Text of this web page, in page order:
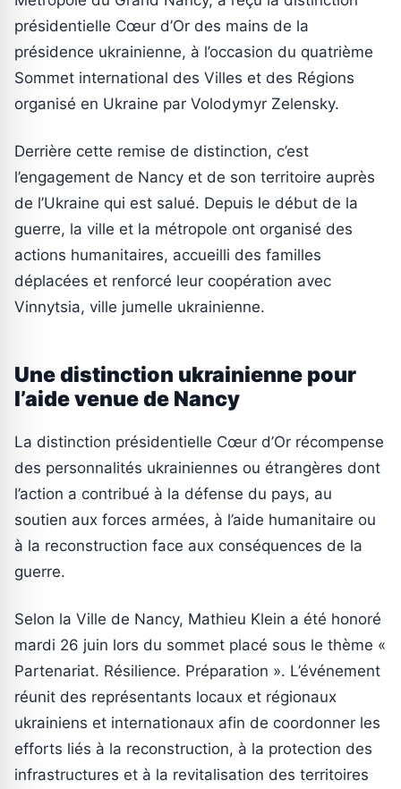
présidentielle Cœur d’Or des mains de la
présidence ukrainienne, à l’occasion du quatrième
Sommet international des Villes et des Régions
organisé en Ukraine par Volodymyr Zelensky.
Derrière cette remise de distinction, c’est
l’engagement de Nancy et de son territoire auprès
de l’Ukraine qui est salué. Depuis le début de la
guerre, la ville et la métropole ont organisé des
actions humanitaires, accueilli des familles
déplacées et renforcé leur coopération avec
Vinnytsia, ville jumelle ukrainienne.
Une distinction ukrainienne pour
l’aide venue de Nancy
La distinction présidentielle Cœur d’Or récompense
des personnalités ukrainiennes ou étrangères dont
l’action a contribué à la défense du pays, au
soutien aux forces armées, à l’aide humanitaire ou
à la reconstruction face aux conséquences de la
guerre.
Selon la Ville de Nancy, Mathieu Klein a été honoré
mardi 26 juin lors du sommet placé sous le thème «
Partenariat. Résilience. Préparation ». L’événement
réunit des représentants locaux et régionaux
ukrainiens et internationaux afin de coordonner les
efforts liés à la reconstruction, à la protection des
infrastructures et à la revitalisation des territoires